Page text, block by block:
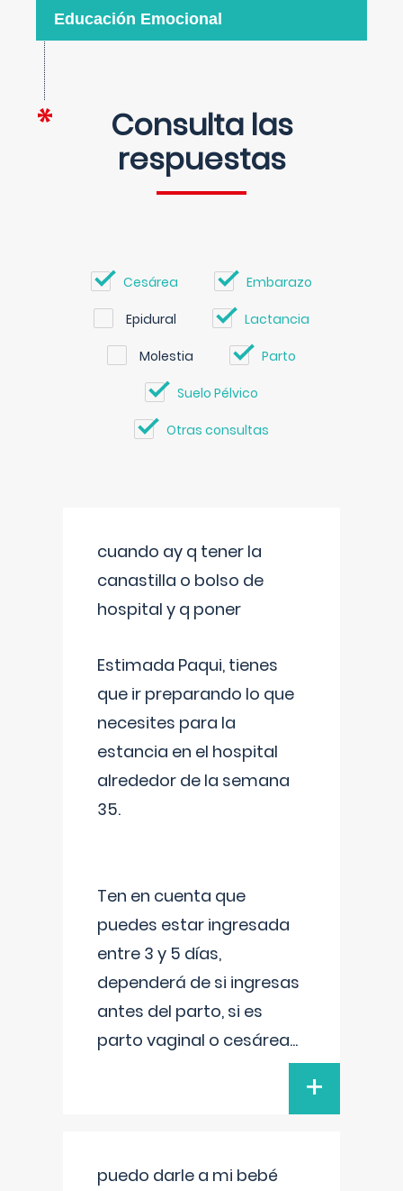
Educación Emocional
Consulta las
respuestas
Cesárea Embarazo
Epidural Lactancia
Molestia Parto
Suelo Pélvico
Otras consultas
cuando ay q tener la
canastilla o bolso de
hospital y q poner
Estimada Paqui, tienes
que ir preparando lo que
necesites para la
estancia en el hospital
alrededor de la semana
35.
Ten en cuenta que
puedes estar ingresada
entre 3 y 5 días,
dependerá de si ingresas
antes del parto, si es
parto vaginal o cesárea...
+
puedo darle a mi bebé